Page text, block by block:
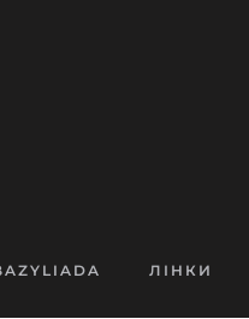
ЛІНКИ